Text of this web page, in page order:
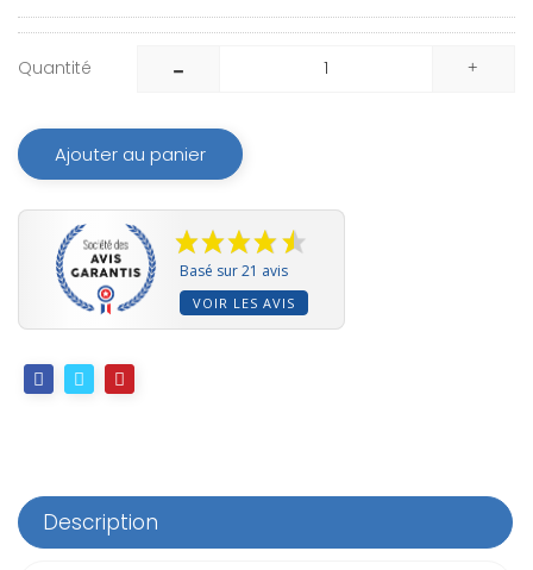
Quantité
Ajouter au panier
Basé sur 21 avis
VOIR LES AVIS
Description